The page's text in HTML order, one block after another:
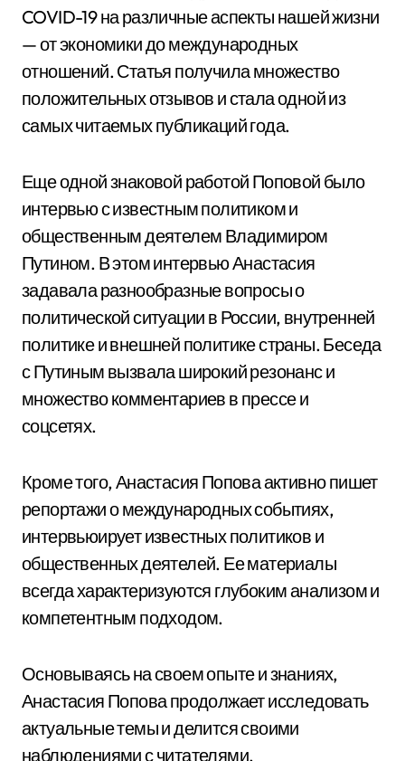
COVID-19 на различные аспекты нашей жизни
— от экономики до международных
отношений. Статья получила множество
положительных отзывов и стала одной из
самых читаемых публикаций года.
Еще одной знаковой работой Поповой было
интервью с известным политиком и
общественным деятелем Владимиром
Путином. В этом интервью Анастасия
задавала разнообразные вопросы о
политической ситуации в России, внутренней
политике и внешней политике страны. Беседа
с Путиным вызвала широкий резонанс и
множество комментариев в прессе и
соцсетях.
Кроме того, Анастасия Попова активно пишет
репортажи о международных событиях,
интервьюирует известных политиков и
общественных деятелей. Ее материалы
всегда характеризуются глубоким анализом и
компетентным подходом.
Основываясь на своем опыте и знаниях,
Анастасия Попова продолжает исследовать
актуальные темы и делится своими
наблюдениями с читателями.